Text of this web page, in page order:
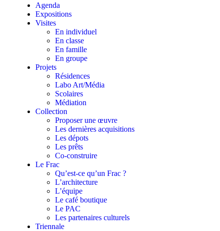
Agenda
Expositions
Visites
En individuel
En classe
En famille
En groupe
Projets
Résidences
Labo Art/Média
Scolaires
Médiation
Collection
Proposer une œuvre
Les dernières acquisitions
Les dépots
Les prêts
Co-construire
Le Frac
Qu’est-ce qu’un Frac ?
L’architecture
L’équipe
Le café boutique
Le PAC
Les partenaires culturels
Triennale